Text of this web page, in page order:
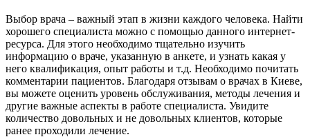
Выбор врача – важный этап в жизни каждого человека. Найти
хорошего специалиста можно с помощью данного интернет-
ресурса. Для этого необходимо тщательно изучить
информацию о враче, указанную в анкете, и узнать какая у
него квалификация, опыт работы и т.д. Необходимо почитать
комментарии пациентов. Благодаря отзывам о врачах в Киеве,
вы можете оценить уровень обслуживания, методы лечения и
другие важные аспекты в работе специалиста. Увидите
количество довольных и не довольных клиентов, которые
ранее проходили лечение.